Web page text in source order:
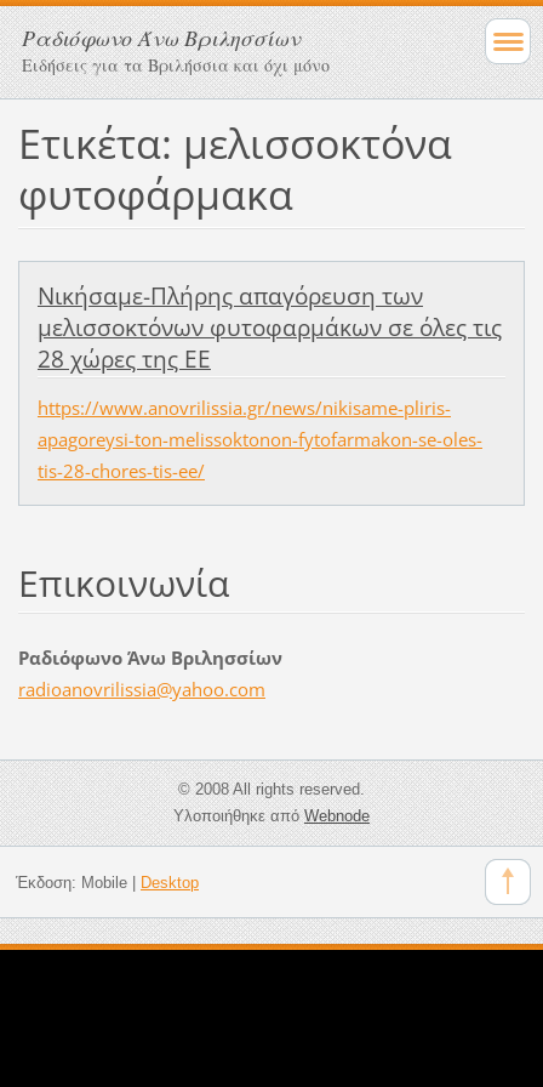
Ραδιόφωνο Άνω Βριλησσίων
Ειδήσεις για τα Βριλήσσια και όχι μόνο
Ετικέτα: μελισσοκτόνα
φυτοφάρμακα
Νικήσαμε-Πλήρης απαγόρευση των
μελισσοκτόνων φυτοφαρμάκων σε όλες τις
28 χώρες της ΕΕ
https://www.anovrilissia.gr/news/nikisame-pliris-
apagoreysi-ton-melissoktonon-fytofarmakon-se-oles-
tis-28-chores-tis-ee/
Επικοινωνία
Ραδιόφωνο Άνω Βριλησσίων
radioanovrilissia@yahoo.com
© 2008 All rights reserved.
Υλοποιήθηκε απόWebnode
Έκδοση: Mobile| Desktop